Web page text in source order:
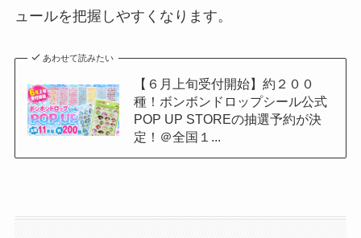
ュールを把握しやすくなります。
あわせて読みたい
【６月上旬受付開始】約２００
種！ボンボンドロップシール公式
POP UP STOREの抽選予約が決
定！＠全国１...